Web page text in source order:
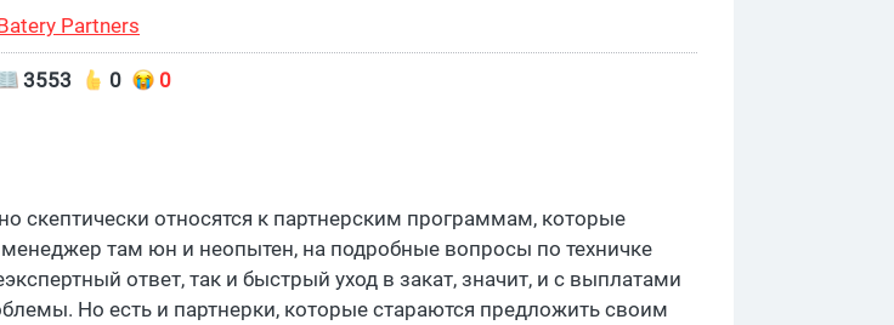
Partners
3553 0 0
скептически относятся к партнерским программам, которые
там юн и неопытен, на подробные вопросы по техничке
ответ, так и быстрый уход в закат, значит, и с выплатами
Но есть и партнерки, которые стараются предложить своим